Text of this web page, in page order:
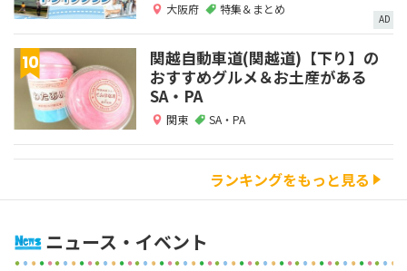
大阪府 特集＆まとめ
AD
関越自動車道(関越道)【下り】の
おすすめグルメ＆お土産がある
SA・PA
関東 SA・PA
ランキングをもっと見る
ニュース・イベント